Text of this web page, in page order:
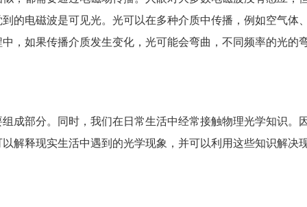
的电磁波是可见光。光可以在多种介质中传播，例如空气体
，如果传播介质发生变化，光可能会弯曲，不同频率的光的
成部分。同时，我们在日常生活中经常接触物理光学知识。
解释现实生活中遇到的光学现象，并可以利用这些知识解决